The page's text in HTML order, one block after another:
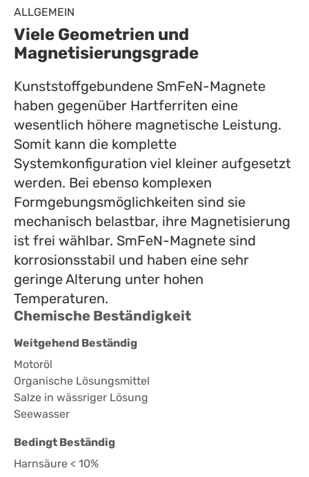
ALLGEMEIN
Viele Geometrien und
Magnetisierungsgrade
Kunststoffgebundene SmFeN-Magnete
haben gegenüber Hartferriten eine
wesentlich höhere magnetische Leistung.
Somit kann die komplette
Systemkonfiguration viel kleiner aufgesetzt
werden. Bei ebenso komplexen
Formgebungsmöglichkeiten sind sie
mechanisch belastbar, ihre Magnetisierung
ist frei wählbar. SmFeN-Magnete sind
korrosionsstabil und haben eine sehr
geringe Alterung unter hohen
Temperaturen.
Chemische Beständigkeit
Weitgehend Beständig
Motoröl
Organische Lösungsmittel
Salze in wässriger Lösung
Seewasser
Bedingt Beständig
Harnsäure < 10%